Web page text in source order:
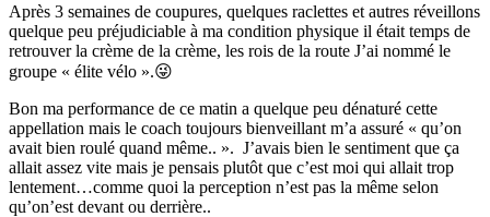
Après 3 semaines de coupures, quelques raclettes et autres réveillons
quelque peu préjudiciable à ma condition physique il était temps de
retrouver la crème de la crème, les rois de la route J’ai nommé le
groupe « élite vélo ».😜
Bon ma performance de ce matin a quelque peu dénaturé cette
appellation mais le coach toujours bienveillant m’a assuré « qu’on
avait bien roulé quand même.. ». J’avais bien le sentiment que ça
allait assez vite mais je pensais plutôt que c’est moi qui allait trop
lentement…comme quoi la perception n’est pas la même selon
qu’on’est devant ou derrière..